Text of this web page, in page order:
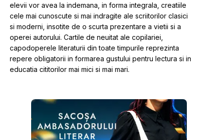
elevii vor avea la indemana, in forma integrala, creatiile
cele mai cunoscute si mai indragite ale scriitorilor clasici
si moderni, insotite de o scurta prezentare a vietii si a
operei autorului. Cartile de neuitat ale copilariei,
capodoperele literaturii din toate timpurile reprezinta
repere obligatorii in formarea gustului pentru lectura si in
educatia cititorilor mai mici si mai mari.